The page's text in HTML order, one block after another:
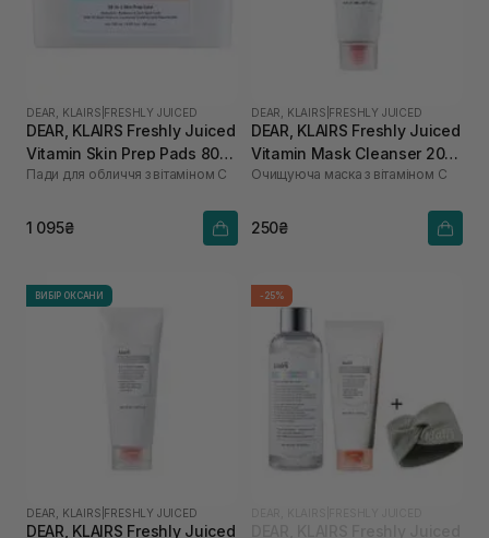
DEAR, KLAIRS FRESHLY JUICED
DEAR, KLAIRS Freshly Juiced
Vitamin Skin Prep Pads 80
шт
Пади для обличчя з вітаміном С
1 095₴
DEAR, KLAIRS FRESHLY JUICED
DEAR, KLAIRS Freshly Juiced
Vitamin Mask Cleanser 20
мл
Очищуюча маска з вітаміном С
250₴
ВИБІР ОКСАНИ
DEAR, KLAIRS FRESHLY JUICED
DEAR, KLAIRS Freshly Juiced
-25%